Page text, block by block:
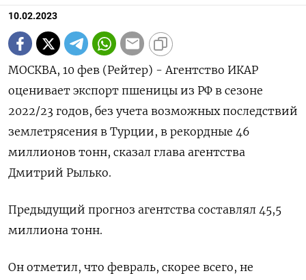
10.02.2023
МОСКВА, 10 фев (Рейтер) - Агентство ИКАР
оценивает экспорт пшеницы из РФ в сезоне
2022/23 годов, без учета возможных последствий
землетрясения в Турции, в рекордные 46
миллионов тонн, сказал глава агентства
Дмитрий Рылько.
Предыдущий прогноз агентства составлял 45,5
миллиона тонн.
Он отметил, что февраль, скорее всего, не